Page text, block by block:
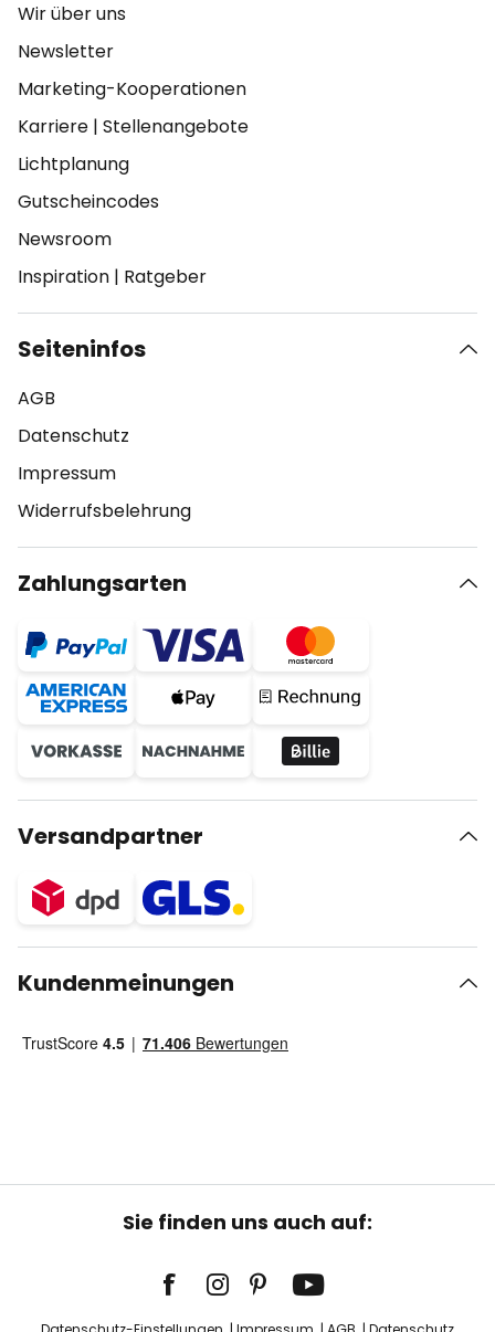
Wir über uns
Newsletter
Marketing-Kooperationen
Karriere | Stellenangebote
Lichtplanung
Gutscheincodes
Newsroom
Inspiration | Ratgeber
Seiteninfos
AGB
Datenschutz
Impressum
Widerrufsbelehrung
Zahlungsarten
Versandpartner
Kundenmeinungen
Sie finden uns auch auf: